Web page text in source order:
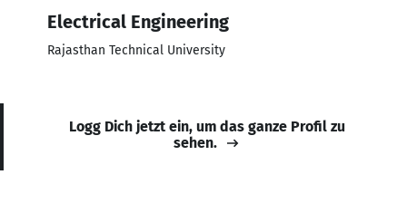
Electrical Engineering
Rajasthan Technical University
Logg Dich jetzt ein, um das ganze Profil zu
sehen.